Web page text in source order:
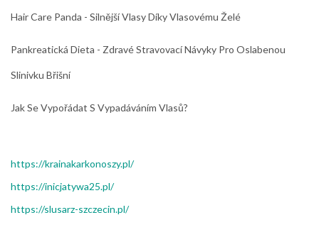
Hair Care Panda - Silnější Vlasy Díky Vlasovému Želé
Pankreatická Dieta - Zdravé Stravovací Návyky Pro Oslabenou
Slinivku Břišní
Jak Se Vypořádat S Vypadáváním Vlasů?
https://krainakarkonoszy.pl/
https://inicjatywa25.pl/
https://slusarz-szczecin.pl/